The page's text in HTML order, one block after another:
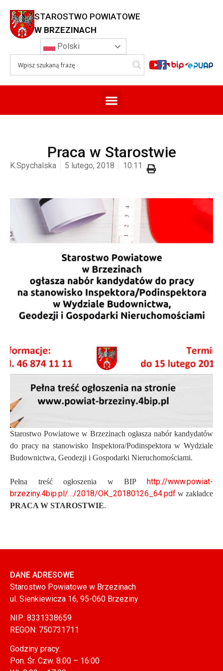
STAROSTWO POWIATOWE
W BRZEZINACH
Polski
Praca w Starostwie
K.Spychalska 5 lutego, 2018 10:11
Starostwo Powiatowe w Brzezinach ogłasza nabór kandydatów
do pracy na stanowisko Inspektora/Podinspektora w Wydziale
Budownictwa, Geodezji i Gospodarki Nieruchomościami.
Pełna treść ogłoszenia w BIP
http://www.powiat-
brzeziny.4bip.pl/…/2018/OK_20180126_64.pdf w zakładce
PRACA W STAROSTWIE.
DANE ADRESOWE
Starostwo Powiatowe w Brzezinach
ul. Sienkiewicza 16, 95-060 Brzeziny
NIP: 8331338659
REGON: 750731711
Godziny pracy:
Pon. Śr. Czw. 8:00 – 16:00